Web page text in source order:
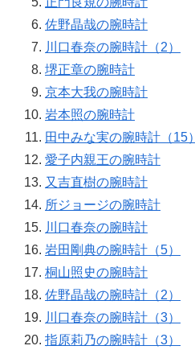
佐野晶哉の腕時計
川口春奈の腕時計（2）
堺正章の腕時計
京本大我の腕時計
岩本照の腕時計
田中みな実の腕時計（15）
愛子内親王の腕時計
又吉直樹の腕時計
所ジョージの腕時計
川口春奈の腕時計
岩田剛典の腕時計（5）
桐山照史の腕時計
佐野晶哉の腕時計（2）
川口春奈の腕時計（3）
指原莉乃の腕時計（3）